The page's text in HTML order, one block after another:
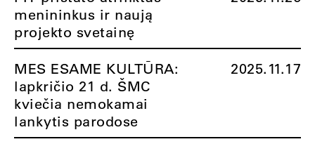
menininkus ir naują
projekto svetainę
MES ESAME KULTŪRA:
lapkričio 21 d. ŠMC
kviečia nemokamai
lankytis parodose
2025.11.17